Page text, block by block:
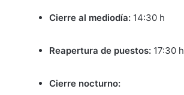
Cierre al mediodía: 14:30 h
Reapertura de puestos: 17:30 h
Cierre nocturno: